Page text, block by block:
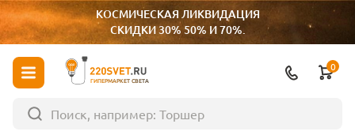
КОСМИЧЕСКАЯ ЛИКВИДАЦИЯ
СКИДКИ 30% 50% И 70%.
ГИПЕРМАРКЕТ СВЕТА
0